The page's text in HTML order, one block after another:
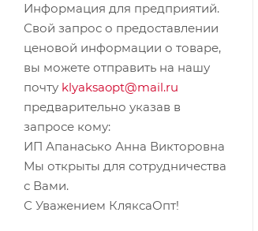
Информация для предприятий.
Свой запрос о предоставлении
ценовой информации о товаре,
вы можете отправить на нашу
почту klyaksaopt@mail.ru
предварительно указав в
запросе кому:
ИП Апанасько Анна Викторовна
Мы открыты для сотрудничества
с Вами.
С Уважением КляксаОпт!